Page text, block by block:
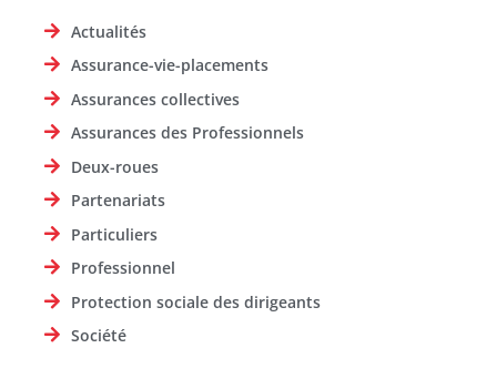
Actualités
Assurance-vie-placements
Assurances collectives
Assurances des Professionnels
Deux-roues
Partenariats
Particuliers
Professionnel
Protection sociale des dirigeants
Société